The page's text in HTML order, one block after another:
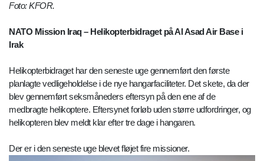
Foto: KFOR.
NATO Mission Iraq – Helikopterbidraget på Al Asad Air Base i
Irak
Helikopterbidraget har den seneste uge gennemført den første
planlagte vedligeholdelse i de nye hangarfaciliteter. Det skete, da der
blev gennemført seksmåneders eftersyn på den ene af de
medbragte helikoptere. Eftersynet forløb uden større udfordringer, og
helikopteren blev meldt klar efter tre dage i hangaren.
Der er i den seneste uge blevet fløjet fire missioner.